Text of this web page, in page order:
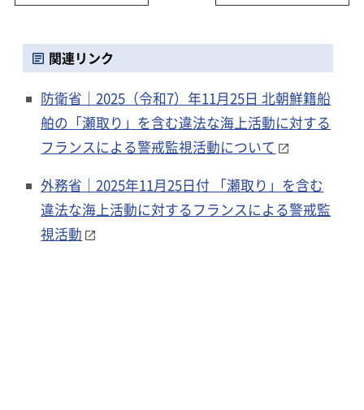
関連リンク
防衛省｜2025（令和7）年11月25日 北朝鮮籍船
舶の「瀬取り」を含む違法な海上活動に対する
フランスによる警戒監視活動について
外務省｜2025年11月25日付 「瀬取り」を含む
違法な海上活動に対するフランスによる警戒監
視活動